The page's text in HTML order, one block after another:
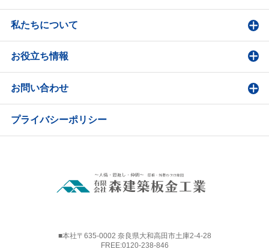
私たちについて
お役立ち情報
お問い合わせ
プライバシーポリシー
■本社〒635-0002 奈良県大和高田市土庫2-4-28
FREE:0120-238-846